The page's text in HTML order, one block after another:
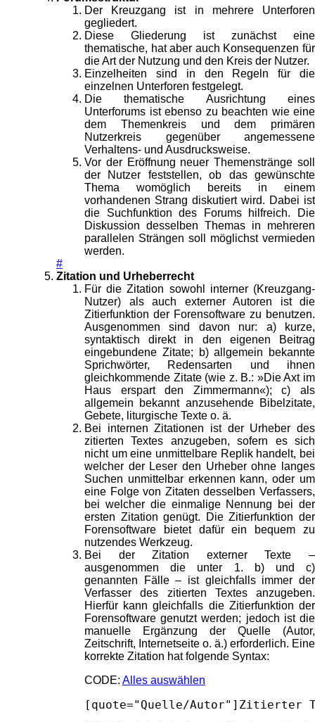
Der Kreuzgang ist in mehrere Unterforen
gegliedert.
Diese Gliederung ist zunächst eine
thematische, hat aber auch Konsequenzen für
die Art der Nutzung und den Kreis der Nutzer.
Einzelheiten sind in den Regeln für die
einzelnen Unterforen festgelegt.
Die thematische Ausrichtung eines
Unterforums ist ebenso zu beachten wie eine
dem Themenkreis und dem primären
Nutzerkreis gegenüber angemessene
Verhaltens- und Ausdrucksweise.
Vor der Eröffnung neuer Themenstränge soll
der Nutzer feststellen, ob das gewünschte
Thema womöglich bereits in einem
vorhandenen Strang diskutiert wird. Dabei ist
die Suchfunktion des Forums hilfreich. Die
Diskussion desselben Themas in mehreren
parallelen Strängen soll möglichst vermieden
werden.
#
Zitation und Urheberrecht
Für die Zitation sowohl interner (Kreuzgang-
Nutzer) als auch externer Autoren ist die
Zitierfunktion der Forensoftware zu benutzen.
Ausgenommen sind davon nur: a) kurze,
syntaktisch direkt in den eigenen Beitrag
eingebundene Zitate; b) allgemein bekannte
Sprichwörter, Redensarten und ihnen
gleichkommende Zitate (wie z. B.: »Die Axt im
Haus erspart den Zimmermann«); c) als
allgemein bekannt anzusehende Bibelzitate,
Gebete, liturgische Texte o. ä.
Bei internen Zitationen ist der Urheber des
zitierten Textes anzugeben, sofern es sich
nicht um eine unmittelbare Replik handelt, bei
welcher der Leser den Urheber ohne langes
Suchen unmittelbar erkennen kann, oder um
eine Folge von Zitaten desselben Verfassers,
bei welcher die einmalige Nennung bei der
ersten Zitation genügt. Die Zitierfunktion der
Forensoftware bietet dafür ein bequem zu
nutzendes Werkzeug.
Bei der Zitation externer Texte –
ausgenommen die unter 1. b) und c)
genannten Fälle – ist gleichfalls immer der
Verfasser des zitierten Textes anzugeben.
Hierfür kann gleichfalls die Zitierfunktion der
Forensoftware genutzt werden; jedoch ist die
manuelle Ergänzung der Quelle (Autor,
Zeitschrift, Internetseite o. ä.) erforderlich. Eine
korrekte Zitation hat folgende Syntax:
CODE: Alles auswählen
[quote="Quelle/Autor"]Zitierter